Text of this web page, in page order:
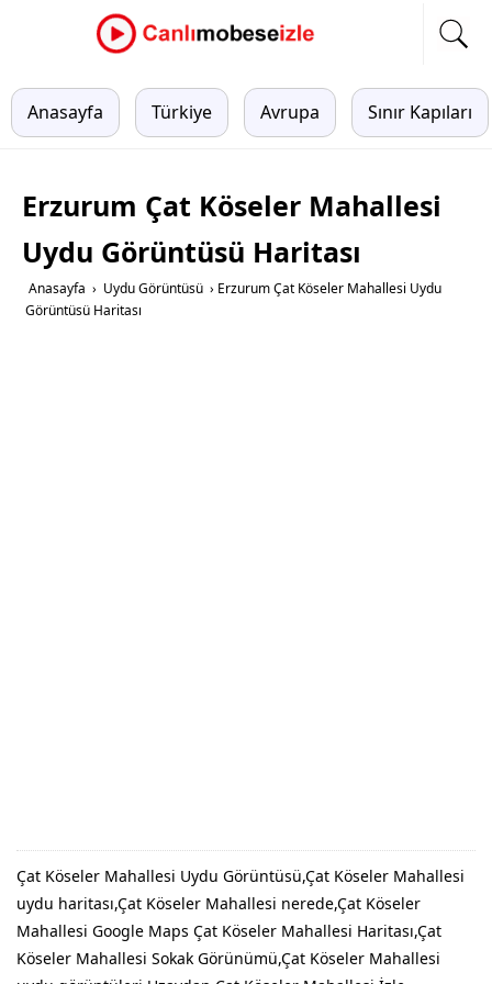
Anasayfa Türkiye Avrupa Sınır Kapıları
Erzurum Çat Köseler Mahallesi
Uydu Görüntüsü Haritası
Anasayfa › Uydu Görüntüsü › Erzurum Çat Köseler Mahallesi Uydu
Görüntüsü Haritası
Çat Köseler Mahallesi Uydu Görüntüsü,Çat Köseler Mahallesi
uydu haritası,Çat Köseler Mahallesi nerede,Çat Köseler
Mahallesi Google Maps Çat Köseler Mahallesi Haritası,Çat
Köseler Mahallesi Sokak Görünümü,Çat Köseler Mahallesi